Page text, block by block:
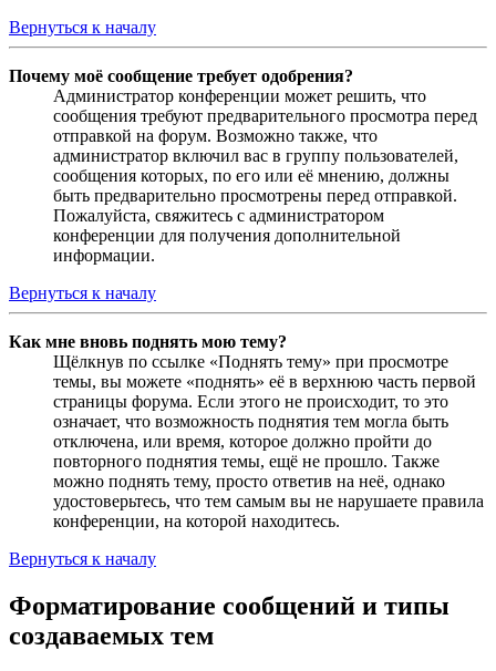
Вернуться к началу
Почему моё сообщение требует одобрения?
Администратор конференции может решить, что
сообщения требуют предварительного просмотра перед
отправкой на форум. Возможно также, что
администратор включил вас в группу пользователей,
сообщения которых, по его или её мнению, должны
быть предварительно просмотрены перед отправкой.
Пожалуйста, свяжитесь с администратором
конференции для получения дополнительной
информации.
Вернуться к началу
Как мне вновь поднять мою тему?
Щёлкнув по ссылке «Поднять тему» при просмотре
темы, вы можете «поднять» её в верхнюю часть первой
страницы форума. Если этого не происходит, то это
означает, что возможность поднятия тем могла быть
отключена, или время, которое должно пройти до
повторного поднятия темы, ещё не прошло. Также
можно поднять тему, просто ответив на неё, однако
удостоверьтесь, что тем самым вы не нарушаете правила
конференции, на которой находитесь.
Вернуться к началу
Форматирование сообщений и типы
создаваемых тем